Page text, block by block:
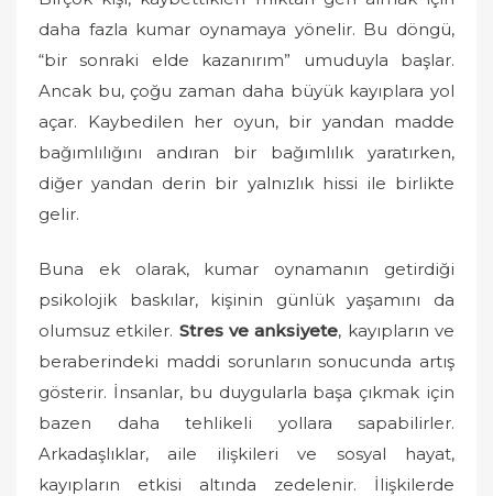
daha fazla kumar oynamaya yönelir. Bu döngü,
“bir sonraki elde kazanırım” umuduyla başlar.
Ancak bu, çoğu zaman daha büyük kayıplara yol
açar. Kaybedilen her oyun, bir yandan madde
bağımlılığını andıran bir bağımlılık yaratırken,
diğer yandan derin bir yalnızlık hissi ile birlikte
gelir.
Buna ek olarak, kumar oynamanın getirdiği
psikolojik baskılar, kişinin günlük yaşamını da
olumsuz etkiler. Stres ve anksiyete, kayıpların ve
beraberindeki maddi sorunların sonucunda artış
gösterir. İnsanlar, bu duygularla başa çıkmak için
bazen daha tehlikeli yollara sapabilirler.
Arkadaşlıklar, aile ilişkileri ve sosyal hayat,
kayıpların etkisi altında zedelenir. İlişkilerde